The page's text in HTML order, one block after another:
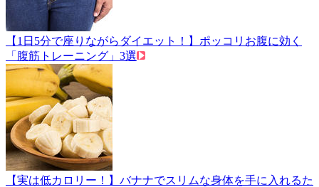
【1日5分で座りながらダイエット！】ポッコリお腹に効く
「腹筋トレーニング」3選
【実は低カロリー！】バナナでスリムな身体を手に入れるた